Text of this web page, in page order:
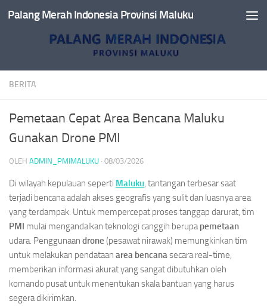
Skip to content
Palang Merah Indonesia Provinsi Maluku
BERITA
Pemetaan Cepat Area Bencana Maluku
Gunakan Drone PMI
OLEH ADMIN_PMIMALUKU · 08/03/2026
Di wilayah kepulauan seperti Maluku, tantangan terbesar saat
terjadi bencana adalah akses geografis yang sulit dan luasnya area
yang terdampak. Untuk mempercepat proses tanggap darurat, tim
PMI mulai mengandalkan teknologi canggih berupapemetaan
udara. Penggunaan drone (pesawat nirawak) memungkinkan tim
untuk melakukan pendataan area bencanasecara real-time,
memberikan informasi akurat yang sangat dibutuhkan oleh
komando pusat untuk menentukan skala bantuan yang harus
segera dikirimkan.